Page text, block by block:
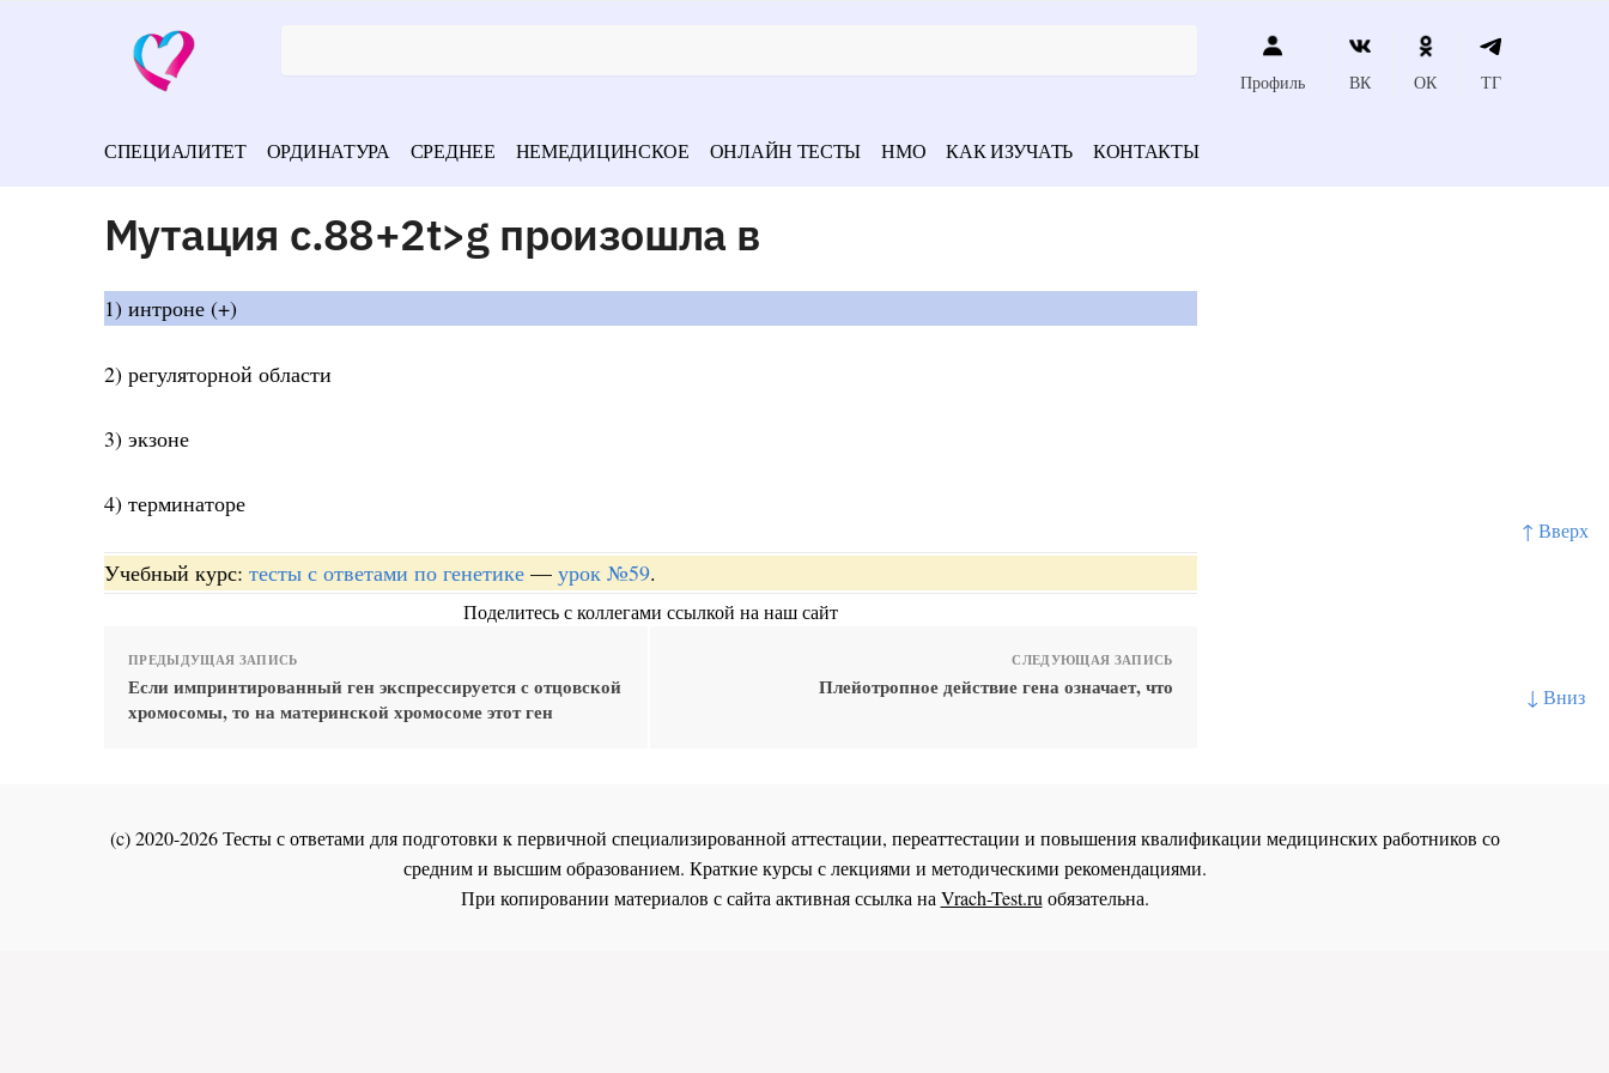
↑ Вверх
↓ Вниз
Профиль ВК ОК ТГ
СПЕЦИАЛИТЕТ ОРДИНАТУРА СРЕДНЕЕ НЕМЕДИЦИНСКОЕ ОНЛАЙН ТЕСТЫ НМО КАК ИЗУЧАТЬ КОНТАКТЫ
Мутация c.88+2t>g произошла в
1) интроне (+)
2) регуляторной области
3) экзоне
4) терминаторе
Учебный курс: тесты с ответами по генетике — урок №59.
Поделитесь с коллегами ссылкой на наш сайт
ПРЕДЫДУЩАЯ ЗАПИСЬ
Если импринтированный ген экспрессируется с отцовской
хромосомы, то на материнской хромосоме этот ген
СЛЕДУЮЩАЯ ЗАПИСЬ
Плейотропное действие гена означает, что
(c) 2020-2026 Тесты с ответами для подготовки к первичной специализированной аттестации, переаттестации и повышения квалификации медицинских работников со
средним и высшим образованием. Краткие курсы с лекциями и методическими рекомендациями.
При копировании материалов с сайта активная ссылка на Vrach-Test.ru обязательна.